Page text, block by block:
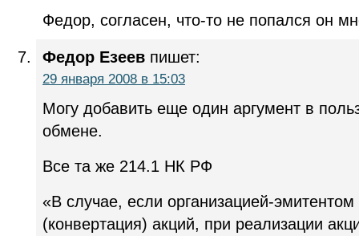
Федор, согласен, что-то не попался он
Федор Езеев пишет:
29 января 2008 в 15:03
Могу добавить еще один аргумент в
обмене.
Все та же 214.1 НК РФ
«В случае, если организацией-
(конвертация) акций, при реализации